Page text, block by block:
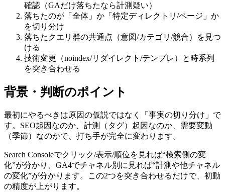
確認（GAだけ落ちたなら計測疑い）
落ちたのが「全体」か「特定ディレクトリ/ページ」か
を切り分け
落ちたクエリ群の共通点（意図/カテゴリ/競合）を見つ
ける
技術変更（noindex/リダイレクト/テンプレ）と時系列
を突き合わせる
背景・判断のポイント
最初にやるべきは原因の仮説ではなく「事実の切り分け」で
す。SEO起因なのか、計測（タグ）起因なのか、需要変動
（季節）なのかで、打ち手が完全に変わります。
Search Consoleでクリック/表示/順位を見れば“検索側の変
化”が分かり、GA4でチャネル別に見れば“計測や他チャネル
の変化”が分かります。この2つを突き合わせるだけで、初動
の精度が上がります。